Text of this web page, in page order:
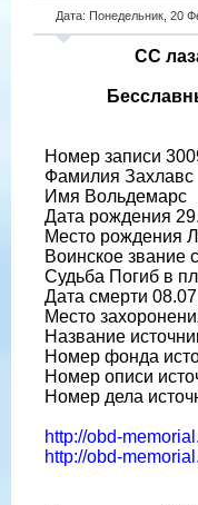
Дата: Понедельник, 20
СС
Номер записи
Фамилия Захлавс
Имя Вольдемарс
Дата рождения
Место рождения
Воинское звание
Судьба Погиб в
Дата смерти
Место
Название
Номер фонда
Номер описи
Номер дела
http://obd-
http://obd-